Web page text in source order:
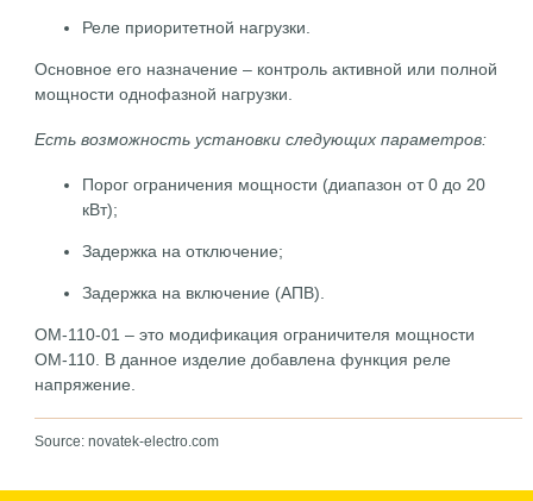
Реле приоритетной нагрузки.
Основное его назначение – контроль активной или полной
мощности однофазной нагрузки.
Есть возможность установки следующих параметров:
Порог ограничения мощности (диапазон от 0 до 20
кВт);
Задержка на отключение;
Задержка на включение (АПВ).
ОМ-110-01 – это модификация ограничителя мощности
ОМ-110. В данное изделие добавлена функция реле
напряжение.
Source: novatek-electro.com